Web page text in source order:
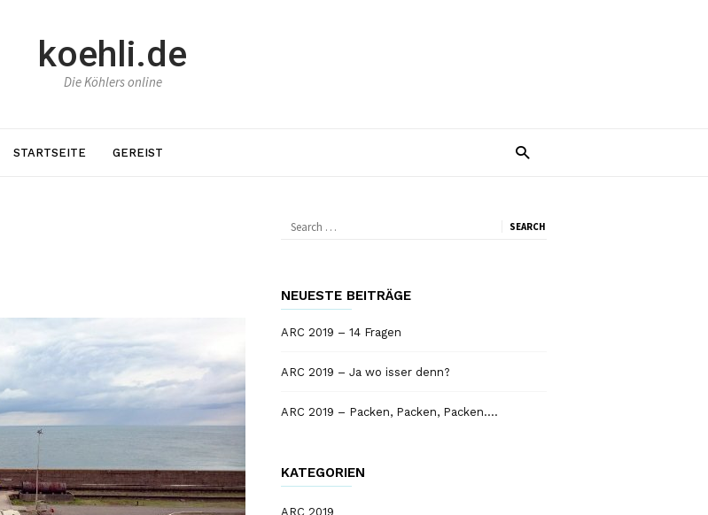
koehli.de
Die Köhlers online
STARTSEITE GEREIST
Search
SEARCH
SEARCH
NEUESTE BEITRÄGE
ARC 2019 – 14 Fragen
ARC 2019 – Ja wo isser denn?
ARC 2019 – Packen, Packen, Packen….
KATEGORIEN
ARC 2019